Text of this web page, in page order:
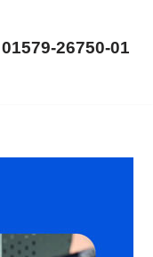
26750-01